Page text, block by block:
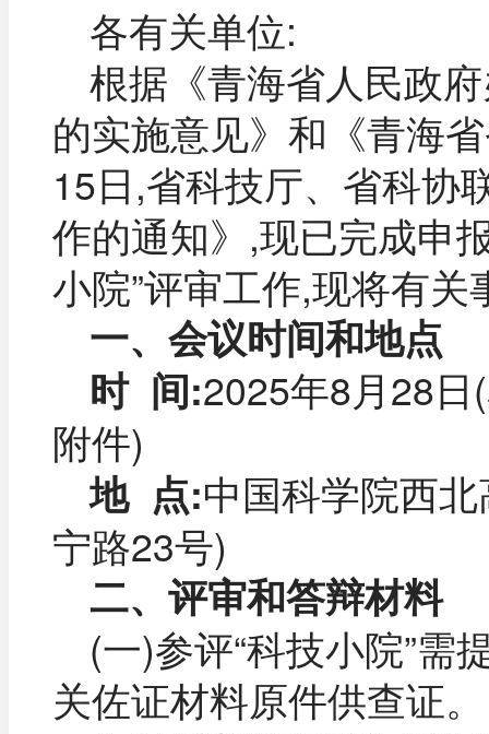
各有关单位:
根据《青海省人民政
的实施意见》和《青海
15日,省科技厅、省科协
作的通知》,现已完成申
小院”评审工作,现将有
一、会议时间和地点
时 间:2025年8月28
附件)
地 点:中国科学院西
宁路23号)
二、评审和答辩材料
(一)参评“科技小院”需
关佐证材料原件供查证。